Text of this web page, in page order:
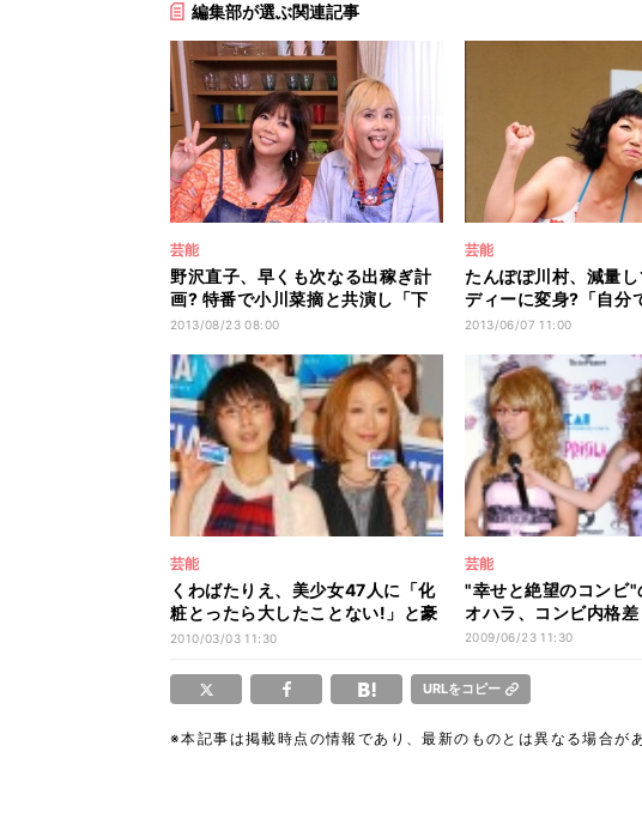
編集部が選ぶ関連記事
芸能
野沢直子、早くも次なる出稼ぎ計
画? 特番で小川菜摘と共演し「下
ネタ系OK」
2013/08/23 08:00
芸能
たんぽぽ川村、減量
ディーに変身?「自分
ない!」
2013/06/07 11:00
芸能
くわばたりえ、美少女47人に「化
粧とったら大したことない!」と豪
語
2010/03/03 11:30
芸能
"幸せと絶望のコンビ"
オハラ、コンビ内格
2009/06/23 11:30
URLをコピー
※本記事は掲載時点の情報であり、最新のものとは異なる場合が